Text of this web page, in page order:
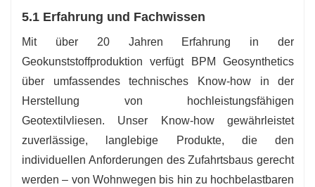
5.1 Erfahrung und Fachwissen
Mit über 20 Jahren Erfahrung in der
Geokunststoffproduktion verfügt BPM Geosynthetics
über umfassendes technisches Know-how in der
Herstellung von hochleistungsfähigen
Geotextilvliesen. Unser Know-how gewährleistet
zuverlässige, langlebige Produkte, die den
individuellen Anforderungen des Zufahrtsbaus gerecht
werden – von Wohnwegen bis hin zu hochbelastbaren